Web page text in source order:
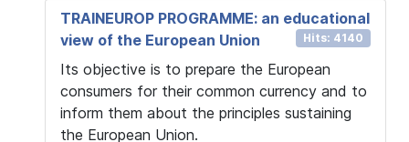
TRAINEUROP PROGRAMME: an educational
view of the European Union
Hits: 4140
Its objective is to prepare the European
consumers for their common currency and to
inform them about the principles sustaining
the European Union.